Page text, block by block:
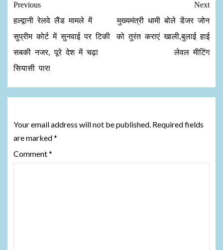
Previous
हल्द्वानी रेलवे लैंड मामले में
सुप्रीम कोर्ट में सुनवाई पर टिकी
सबकी नजर, पूरे देश में चढ़ा
सियासी पारा
Next
मुख्यमंत्री धामी बोले डेंजर जोन
को तुरंत कराएं खाली,बुलाई हाई
लेवल मीटिंग
Your email address will not be published. Required fields
are marked*
Comment*